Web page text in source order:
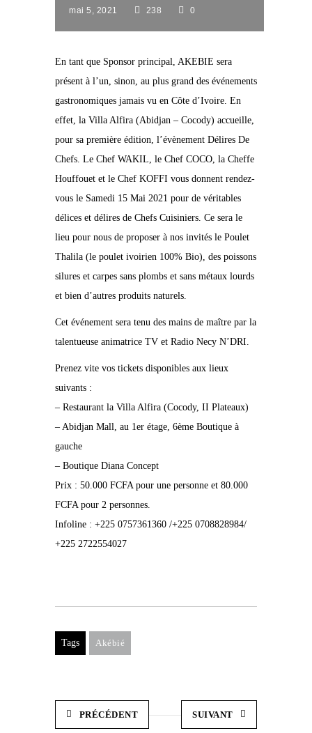
mai 5, 2021 238 0
En tant que Sponsor principal, AKEBIE sera
présent à l’un, sinon, au plus grand des événements
gastronomiques jamais vu en Côte d’Ivoire. En
effet, la Villa Alfira (Abidjan – Cocody) accueille,
pour sa première édition, l’évènement Délires De
Chefs. Le Chef WAKIL, le Chef COCO, la Cheffe
Houffouet et le Chef KOFFI vous donnent rendez-
vous le Samedi 15 Mai 2021 pour de véritables
délices et délires de Chefs Cuisiniers. Ce sera le
lieu pour nous de proposer à nos invités le Poulet
Thalila (le poulet ivoirien 100% Bio), des poissons
silures et carpes sans plombs et sans métaux lourds
et bien d’autres produits naturels.
Cet événement sera tenu des mains de maître par la
talentueuse animatrice TV et Radio Necy N’DRI.
Prenez vite vos tickets disponibles aux lieux
suivants :
– Restaurant la Villa Alfira (Cocody, II Plateaux)
– Abidjan Mall, au 1er étage, 6ème Boutique à
gauche
– Boutique Diana Concept
Prix : 50.000 FCFA pour une personne et 80.000
FCFA pour 2 personnes.
Infoline : +225 0757361360 /+225 0708828984/
+225 2722554027
Tags Akébié
PRÉCÉDENT SUIVANT